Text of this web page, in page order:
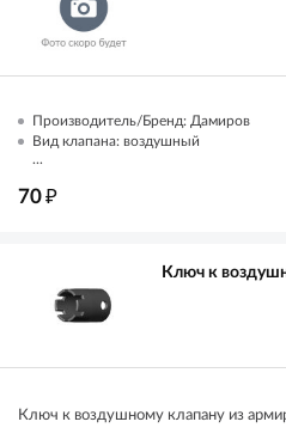
Производитель/Бренд: Дамиров
Вид клапана: воздушный
...
70₽
Ключ к
Ключ к воздушному клапану из